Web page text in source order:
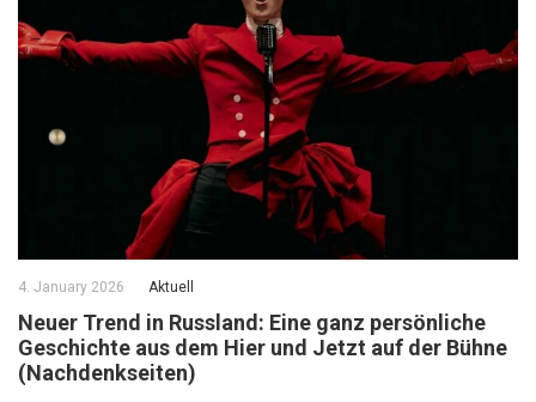
4. January 2026 Aktuell
Neuer Trend in Russland: Eine ganz persönliche
Geschichte aus dem Hier und Jetzt auf der Bühne
(Nachdenkseiten)